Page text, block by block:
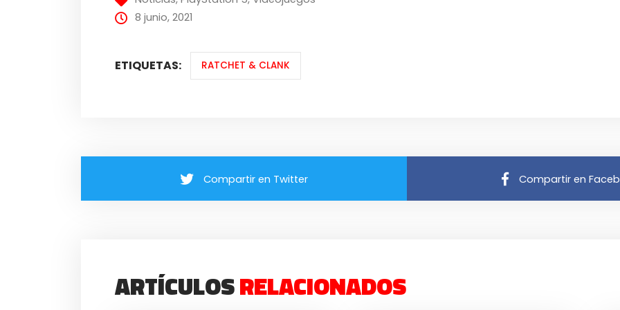
8 junio, 2021
ETIQUETAS: RATCHET & CLANK
Compartir en Twitter Compartir en
ARTÍCULOSRELACIONADOS